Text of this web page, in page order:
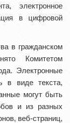
электронное
в цифровой
в гражданском
Комитетом
Электронные
в виде текста,
могут быть
и из разных
веб-страниц,